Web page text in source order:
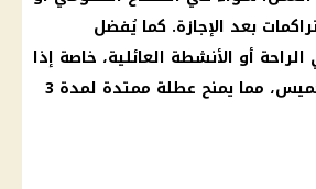
بعد الإجازة. كما يُفضل
أو الأنشطة العائلية، خاصة إذا
تم ترحيلها ليوم الخميس، مما يمنح عطلة ممتدة لمدة 3